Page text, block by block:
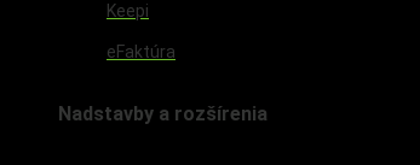
Keepi
eFaktúra
Nadstavby a rozšírenia